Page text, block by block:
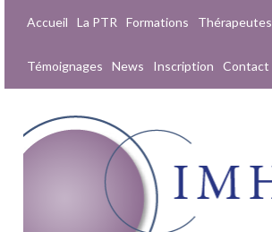
Accueil La PTR Formations Thérapeutes
Témoignages News Inscription Contact